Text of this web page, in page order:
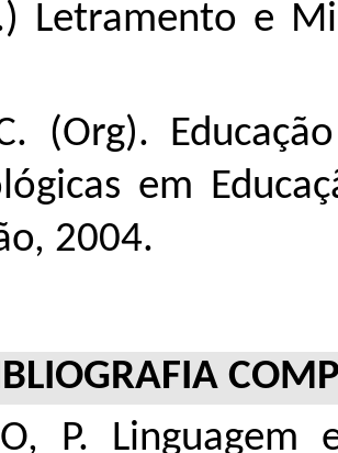
Letramento e
(Org).
em
2004.
P.